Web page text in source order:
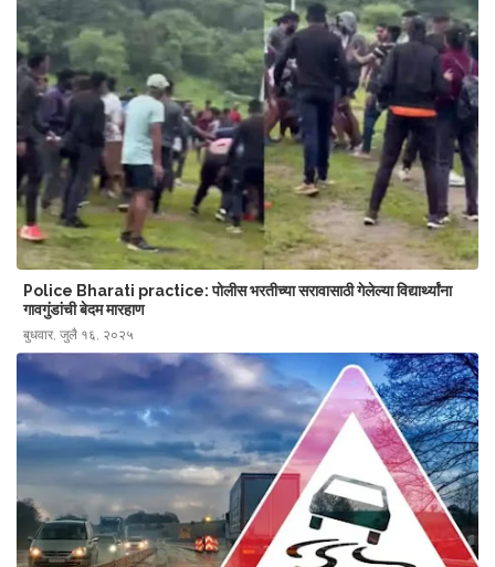
Police Bharati practice: पोलीस भरतीच्या सरावासाठी गेलेल्या विद्यार्थ्यांना
गावगुंडांची बेदम मारहाण
बुधवार, जुलै १६, २०२५